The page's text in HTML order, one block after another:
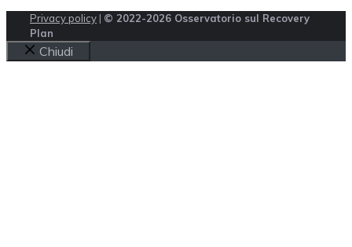
Privacy policy | © 2022-2026 Osservatorio sul Recovery
Plan
Chiudi